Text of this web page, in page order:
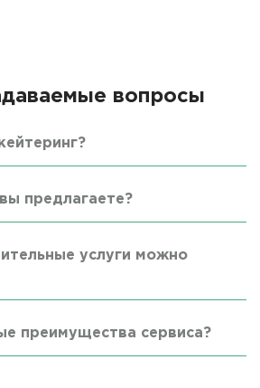
вопросы
предлагаете?
услуги можно
преимущества сервиса?